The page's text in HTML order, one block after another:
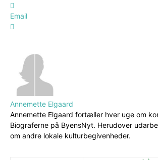
Email
Annemette Elgaard
Annemette Elgaard fortæller hver uge om
Biograferne på ByensNyt. Herudover
om andre lokale kulturbegivenheder.